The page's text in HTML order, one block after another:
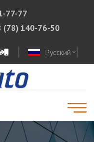
77-77
(78) 140-76-50
Русский expand_more